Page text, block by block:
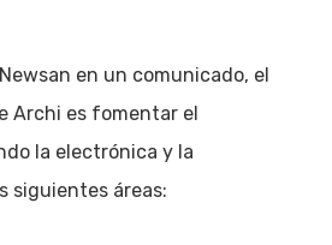
en un comunicado, el
Archi es fomentar el
la electrónica y la
siguientes áreas: